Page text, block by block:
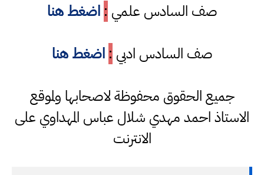
صف السادس علمي : اضغط هنا
صف السادس ادبي : اضغط هنا
جميع الحقوق محفوظة لاصحابها ولموقع
الاستاذ احمد مهدي شلال عباس المهداوي على
الانترنت